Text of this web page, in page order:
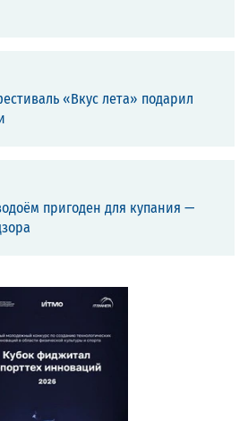
«Вкус лета» подарил
пригоден для купания —